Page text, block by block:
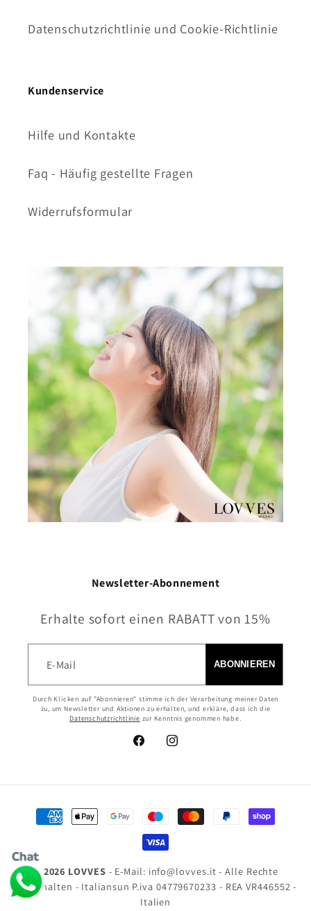
Datenschutzrichtlinie und Cookie-Richtlinie
Kundenservice
Hilfe und Kontakte
Faq - Häufig gestellte Fragen
Widerrufsformular
Newsletter-Abonnement
Erhalte sofort einen RABATT von 15%
E-Mail ABONNIEREN
Durch Klicken auf "Abonnieren" stimme ich der Verarbeitung meiner Daten
zu, um Newsletter und Aktionen zu erhalten, und erkläre, dass ich die
Datenschutzrichtlinie zur Kenntnis genommen habe.
FacebookInstagram
Zahlungsmethoden
© 2026 LOVVES - E-Mail: info@lovves.it - Alle Rechte
vorbehalten - Italiansun P.iva 04779670233 - REA VR446552 -
Italien